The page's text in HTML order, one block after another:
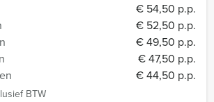
€ 54,50 p.p.
€ 52,50 p.p.
€ 49,50 p.p.
€ 47,50 p.p.
€ 44,50 p.p.
BTW